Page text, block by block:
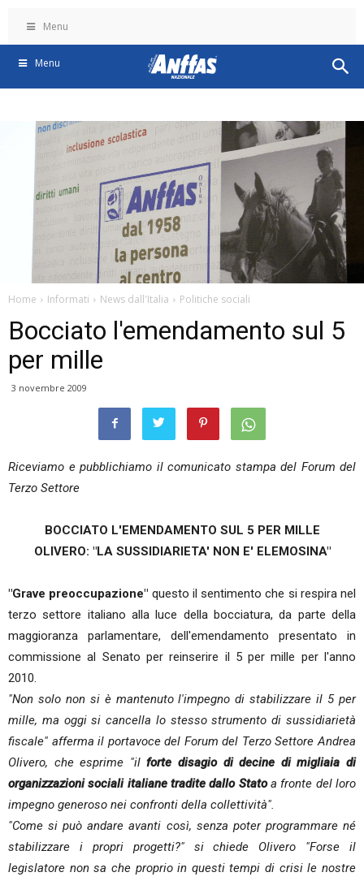
Menu
Menu
Home Informati News dall'Italia Politiche sociali
Bocciato l'emendamento sul 5
per mille
3 novembre 2009
Riceviamo e pubblichiamo il comunicato stampa del Forum del
Terzo Settore
BOCCIATO L'EMENDAMENTO SUL 5 PER MILLE
OLIVERO: "LA SUSSIDIARIETA' NON E' ELEMOSINA"
"Grave preoccupazione" questo il sentimento che si respira nel
terzo settore italiano alla luce della bocciatura, da parte della
maggioranza parlamentare, dell'emendamento presentato in
commissione al Senato per reinserire il 5 per mille per l'anno
2010.
"Non solo non si è mantenuto l'impegno di stabilizzare il 5 per
mille, ma oggi si cancella lo stesso strumento di sussidiarietà
fiscale" afferma il portavoce del Forum del Terzo Settore Andrea
Olivero, che esprime "ilforte disagio di decine di migliaia di
organizzazioni sociali italiane tradite dallo Statoa fronte del loro
impegno generoso nei confronti della collettività".
"Come si può andare avanti così, senza poter programmare né
stabilizzare i propri progetti?" si chiede Olivero "Forse il
legislatore non sa che proprio in questi tempi di crisi le nostre